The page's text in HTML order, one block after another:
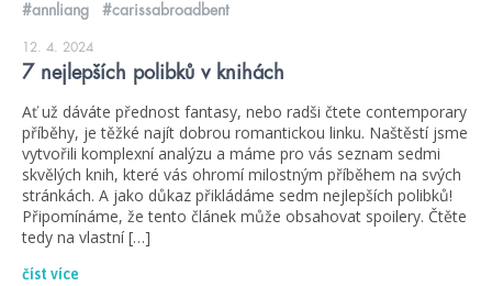
#annliang #carissabroadbent
12. 4. 2024
7 nejlepších polibků v knihách
Ať už dáváte přednost fantasy, nebo radši čtete contemporary
příběhy, je těžké najít dobrou romantickou linku. Naštěstí jsme
vytvořili komplexní analýzu a máme pro vás seznam sedmi
skvělých knih, které vás ohromí milostným příběhem na svých
stránkách. A jako důkaz přikládáme sedm nejlepších polibků!
Připomínáme, že tento článek může obsahovat spoilery. Čtěte
tedy na vlastní […]
číst více